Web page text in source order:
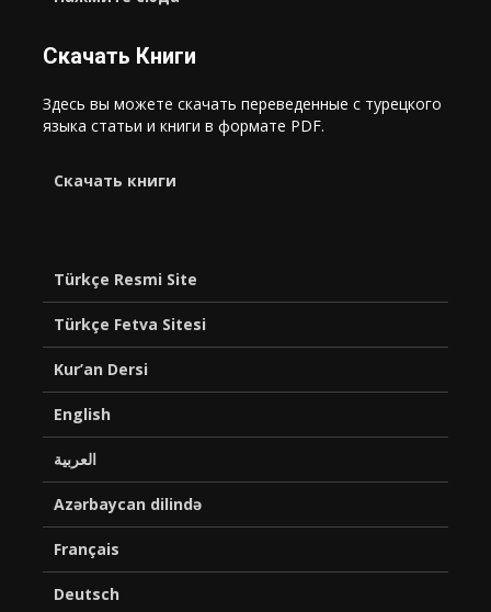
Скачать Книги
Здесь вы можете скачать переведенные с турецкого
языка статьи и книги в формате PDF.
Cкачать книги
Türkçe Resmi Site
Türkçe Fetva Sitesi
Kur’an Dersi
English
العربية
Azərbaycan dilində
Français
Deutsch